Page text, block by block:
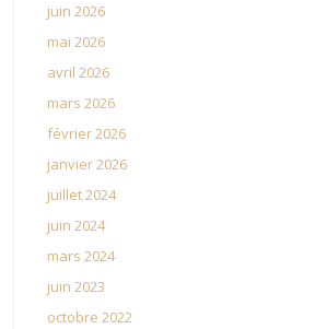
juin 2026
mai 2026
avril 2026
mars 2026
février 2026
janvier 2026
juillet 2024
juin 2024
mars 2024
juin 2023
octobre 2022